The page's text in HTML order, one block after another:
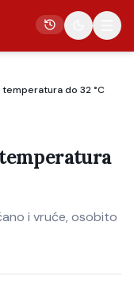
temperatura do 32 °C
i vruće, osobito